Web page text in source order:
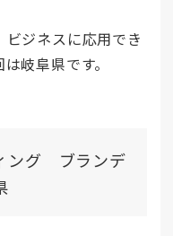
ジネスに応用でき
岐阜県です。
グ ブランデ